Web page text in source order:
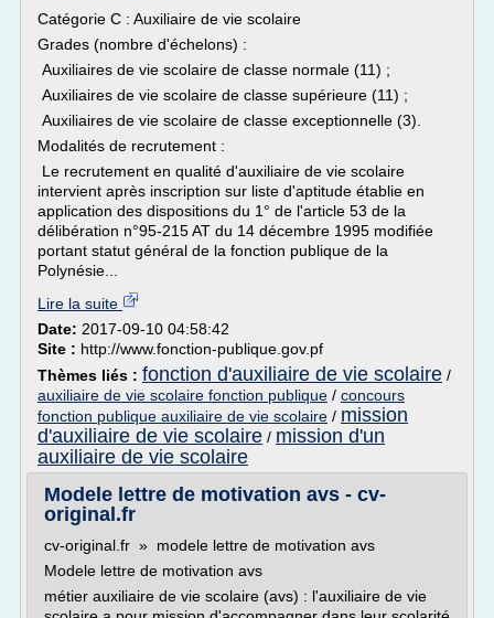
Catégorie C : Auxiliaire de vie scolaire
Grades (nombre d'échelons) :
Auxiliaires de vie scolaire de classe normale (11) ;
Auxiliaires de vie scolaire de classe supérieure (11) ;
Auxiliaires de vie scolaire de classe exceptionnelle (3).
Modalités de recrutement :
Le recrutement en qualité d'auxiliaire de vie scolaire
intervient après inscription sur liste d'aptitude établie en
application des dispositions du 1° de l'article 53 de la
délibération n°95-215 AT du 14 décembre 1995 modifiée
portant statut général de la fonction publique de la
Polynésie...
Lire la suite
Date: 2017-09-10 04:58:42
Site : http://www.fonction-publique.gov.pf
Thèmes liés : fonction d'auxiliaire de vie scolaire /
auxiliaire de vie scolaire fonction publique / concours
fonction publique auxiliaire de vie scolaire / mission
d'auxiliaire de vie scolaire / mission d'un
auxiliaire de vie scolaire
Modele lettre de motivation avs - cv-
original.fr
cv-original.fr » modele lettre de motivation avs
Modele lettre de motivation avs
métier auxiliaire de vie scolaire (avs) : l'auxiliaire de vie